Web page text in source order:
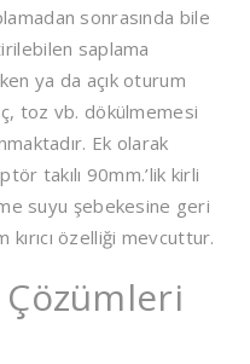
sonrasında bile
saplama
ya da açık oturum
toz vb. dökülmemesi
Ek olarak
takılı 90mm.’lik kirli
suyu şebekesine geri
özelliği mevcuttur.